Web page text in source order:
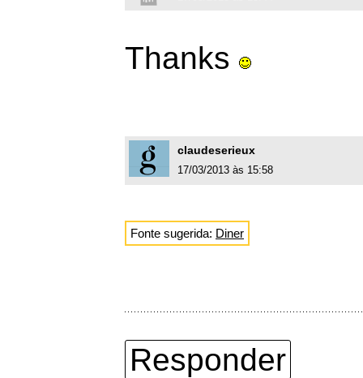
Thanks
claudeserieux
17/03/2013 às 15:58
Fonte sugerida: Diner
Responder